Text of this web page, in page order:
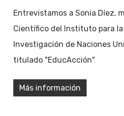
Entrevistamos a Sonia Díez,
Científico del Instituto para la
Investigación de Naciones
titulado "EducAcción"
Más información